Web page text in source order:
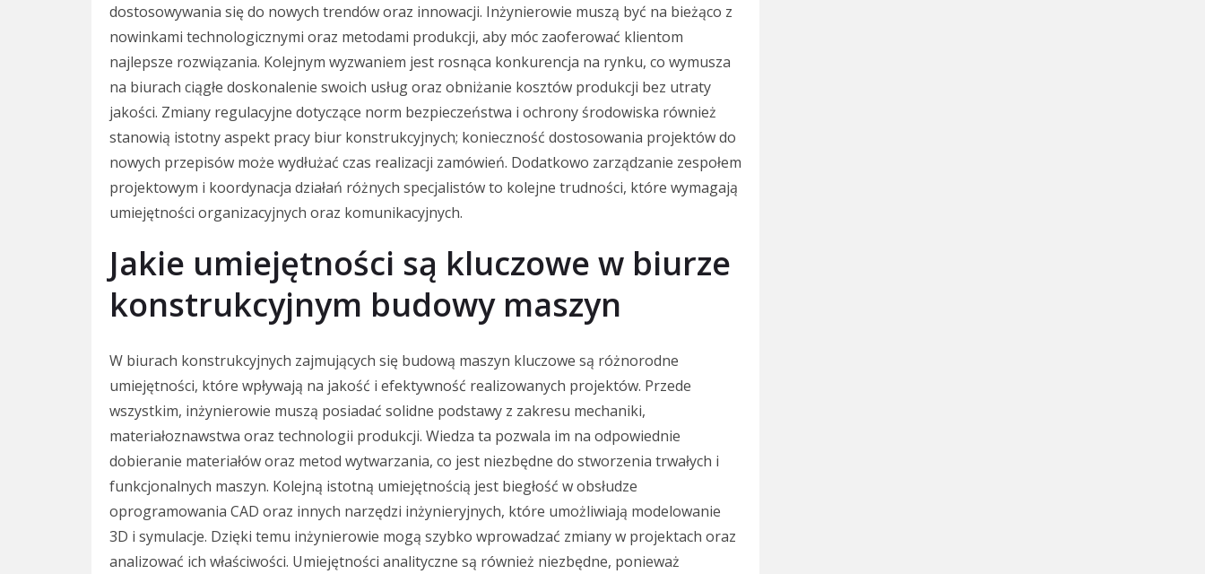
dostosowywania się do nowych trendów oraz innowacji. Inżynierowie muszą być na bieżąco z
nowinkami technologicznymi oraz metodami produkcji, aby móc zaoferować klientom
najlepsze rozwiązania. Kolejnym wyzwaniem jest rosnąca konkurencja na rynku, co wymusza
na biurach ciągłe doskonalenie swoich usług oraz obniżanie kosztów produkcji bez utraty
jakości. Zmiany regulacyjne dotyczące norm bezpieczeństwa i ochrony środowiska również
stanowią istotny aspekt pracy biur konstrukcyjnych; konieczność dostosowania projektów do
nowych przepisów może wydłużać czas realizacji zamówień. Dodatkowo zarządzanie zespołem
projektowym i koordynacja działań różnych specjalistów to kolejne trudności, które wymagają
umiejętności organizacyjnych oraz komunikacyjnych.
Jakie umiejętności są kluczowe w biurze
konstrukcyjnym budowy maszyn
W biurach konstrukcyjnych zajmujących się budową maszyn kluczowe są różnorodne
umiejętności, które wpływają na jakość i efektywność realizowanych projektów. Przede
wszystkim, inżynierowie muszą posiadać solidne podstawy z zakresu mechaniki,
materiałoznawstwa oraz technologii produkcji. Wiedza ta pozwala im na odpowiednie
dobieranie materiałów oraz metod wytwarzania, co jest niezbędne do stworzenia trwałych i
funkcjonalnych maszyn. Kolejną istotną umiejętnością jest biegłość w obsłudze
oprogramowania CAD oraz innych narzędzi inżynieryjnych, które umożliwiają modelowanie
3D i symulacje. Dzięki temu inżynierowie mogą szybko wprowadzać zmiany w projektach oraz
analizować ich właściwości. Umiejętności analityczne są również niezbędne, ponieważ